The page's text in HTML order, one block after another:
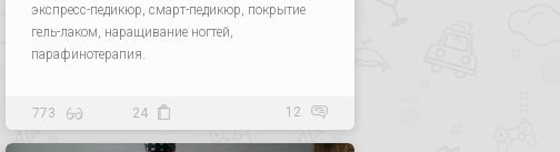
экспресс-педикюр, смарт-педикюр, покрытие
гель-лаком, наращивание ногтей,
парафинотерапия.
773 24 12